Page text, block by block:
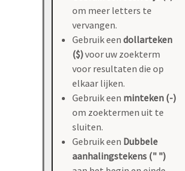
om meer letters te
vervangen.
Gebruik een dollarteken
($)voor uw zoekterm
voor resultaten die op
elkaar lijken.
Gebruik een minteken (-)
om zoektermen uit te
sluiten.
Gebruik een Dubbele
aanhalingstekens (" ")